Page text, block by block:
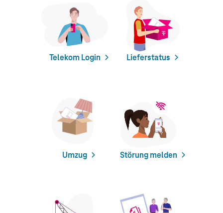
Telekom Login Lieferstatus
Umzug Störung melden